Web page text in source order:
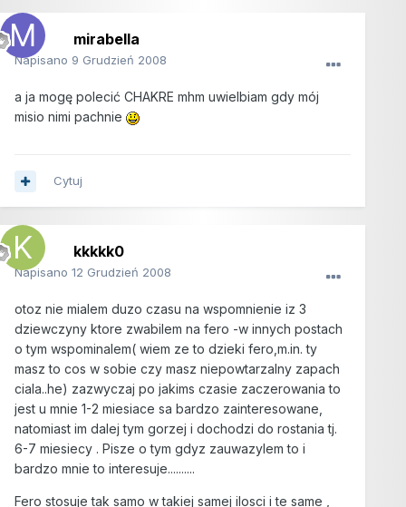
mirabella
Napisano 9 Grudzień 2008
a ja mogę polecić CHAKRE mhm uwielbiam gdy mój
misio nimi pachnie
Cytuj
kkkkk0
Napisano 12 Grudzień 2008
otoz nie mialem duzo czasu na wspomnienie iz 3
dziewczyny ktore zwabilem na fero -w innych postach
o tym wspominalem( wiem ze to dzieki fero,m.in. ty
masz to cos w sobie czy masz niepowtarzalny zapach
ciala..he) zazwyczaj po jakims czasie zaczerowania to
jest u mnie 1-2 miesiace sa bardzo zainteresowane,
natomiast im dalej tym gorzej i dochodzi do rostania tj.
6-7 miesiecy . Pisze o tym gdyz zauwazylem to i
bardzo mnie to interesuje..........
Fero stosuje tak samo w takiej samej ilosci i te same ,